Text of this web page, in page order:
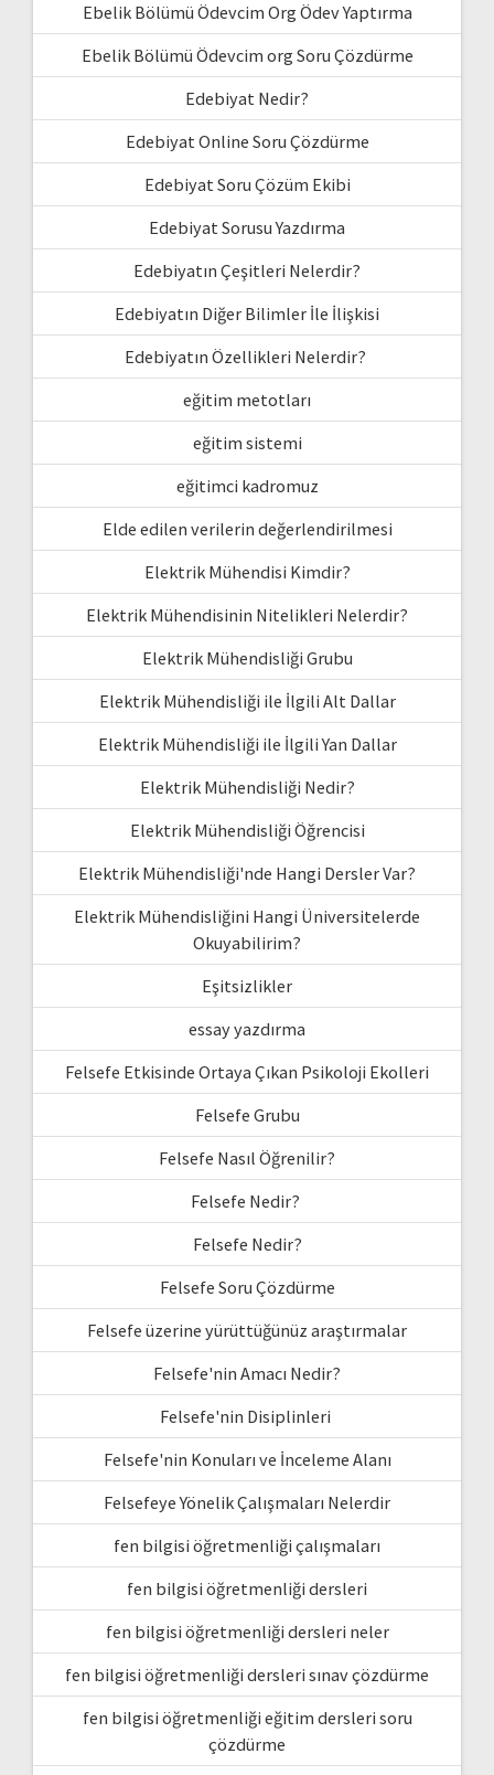
Ebelik Bölümü Ödevcim Org Ödev Yaptırma
Ebelik Bölümü Ödevcim org Soru Çözdürme
Edebiyat Nedir?
Edebiyat Online Soru Çözdürme
Edebiyat Soru Çözüm Ekibi
Edebiyat Sorusu Yazdırma
Edebiyatın Çeşitleri Nelerdir?
Edebiyatın Diğer Bilimler İle İlişkisi
Edebiyatın Özellikleri Nelerdir?
eğitim metotları
eğitim sistemi
eğitimci kadromuz
Elde edilen verilerin değerlendirilmesi
Elektrik Mühendisi Kimdir?
Elektrik Mühendisinin Nitelikleri Nelerdir?
Elektrik Mühendisliği Grubu
Elektrik Mühendisliği ile İlgili Alt Dallar
Elektrik Mühendisliği ile İlgili Yan Dallar
Elektrik Mühendisliği Nedir?
Elektrik Mühendisliği Öğrencisi
Elektrik Mühendisliği'nde Hangi Dersler Var?
Elektrik Mühendisliğini Hangi Üniversitelerde
Okuyabilirim?
Eşitsizlikler
essay yazdırma
Felsefe Etkisinde Ortaya Çıkan Psikoloji Ekolleri
Felsefe Grubu
Felsefe Nasıl Öğrenilir?
Felsefe Nedir?
Felsefe Nedir?
Felsefe Soru Çözdürme
Felsefe üzerine yürüttüğünüz araştırmalar
Felsefe'nin Amacı Nedir?
Felsefe'nin Disiplinleri
Felsefe'nin Konuları ve İnceleme Alanı
Felsefeye Yönelik Çalışmaları Nelerdir
fen bilgisi öğretmenliği çalışmaları
fen bilgisi öğretmenliği dersleri
fen bilgisi öğretmenliği dersleri neler
fen bilgisi öğretmenliği dersleri sınav çözdürme
fen bilgisi öğretmenliği eğitim dersleri soru
çözdürme